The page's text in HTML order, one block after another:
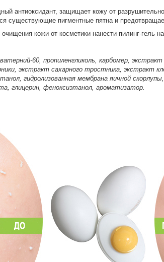
антиоксидант, защищает кожу от
существующие пигментные пятна и
очищения кожи от косметики нанести пилинг-
60, пропиленгликоль, карбомер,
экстракт сахарного тростника, экстракт
гидролизованная мембрана яичной
глицерин, феноксиэтанол, ароматизатор.